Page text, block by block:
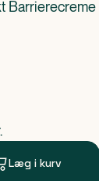
Barrierecreme
pris
Læg i kurv